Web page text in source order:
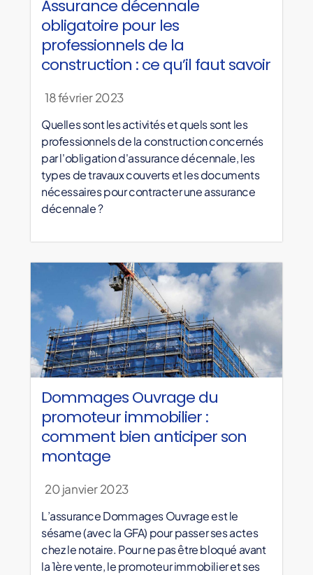
Assurance décennale
obligatoire pour les
professionnels de la
construction : ce qu’il faut savoir
18 février 2023
Quelles sont les activités et quels sont les
professionnels de la construction concernés
par l'obligation d'assurance décennale, les
types de travaux couverts et les documents
nécessaires pour contracter une assurance
décennale ?
Dommages Ouvrage du
promoteur immobilier :
comment bien anticiper son
montage
20 janvier 2023
L’assurance Dommages Ouvrage est le
sésame (avec la GFA) pour passer ses actes
chez le notaire. Pour ne pas être bloqué avant
la 1ère vente, le promoteur immobilier et ses